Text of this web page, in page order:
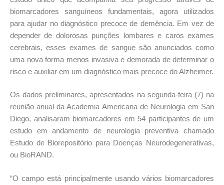
biomarcadores sanguíneos fundamentais, agora utilizados
para ajudar no diagnóstico precoce de demência. Em vez de
depender de dolorosas punções lombares e caros exames
cerebrais, esses exames de sangue são anunciados como
uma nova forma menos invasiva e demorada de determinar o
risco e auxiliar em um diagnóstico mais precoce do Alzheimer.
Os dados preliminares, apresentados na segunda-feira (7) na
reunião anual da Academia Americana de Neurologia em San
Diego, analisaram biomarcadores em 54 participantes de um
estudo em andamento de neurologia preventiva chamado
Estudo de Biorepositório para Doenças Neurodegenerativas,
ou BioRAND.
“O campo está principalmente usando vários biomarcadores